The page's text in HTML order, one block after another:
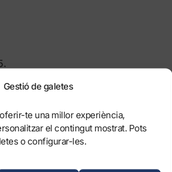
Gestió de galetes
te una millor experiència,
el contingut mostrat. Pots
o configurar-les.
2, 3-2, 4-2), (4-3, 5-3, 6-3, 6-4, 7-4,